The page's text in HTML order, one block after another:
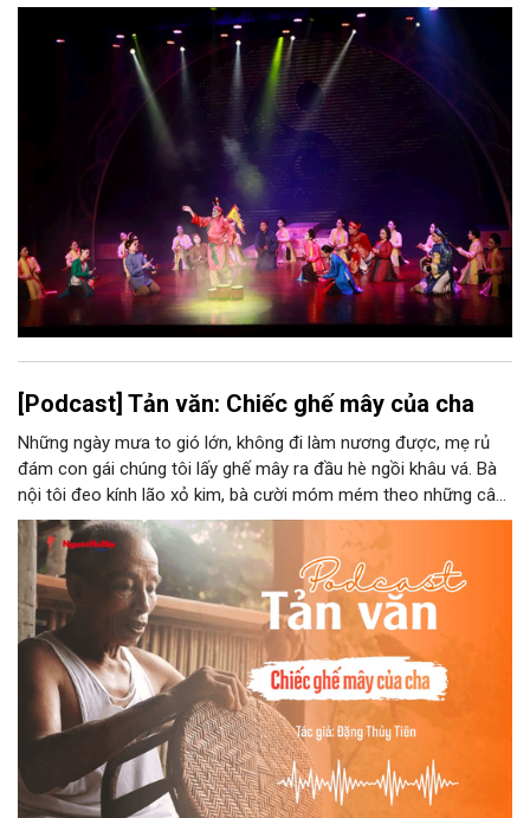
hồ, nếp nhà, câu hát, món ăn, làn điệu, nghề thủ công đều có
thể kể một câu chuyện về chiều sâu văn hiến của dân tộc.
Nhưng trong kỷ nguyên mới, câu hỏi đặt ra không chỉ Hà Nội có
bao nhiêu di sản, bao nhiêu văn nghệ sĩ, trí thức, không gian ký
ức, mà là làm thế nào để những giá trị ấy trở thành nguồn lực
phát triển, thành sức mạnh mềm, thành động lực sáng tạo,
thành năng lực cạnh tranh của Thủ đô.
[Podcast] Tản văn: Chiếc ghế mây của cha
Những ngày mưa to gió lớn, không đi làm nương được, mẹ rủ
đám con gái chúng tôi lấy ghế mây ra đầu hè ngồi khâu vá. Bà
nội tôi đeo kính lão xỏ kim, bà cười móm mém theo những câu
chuyện kể tếu táo của đám trẻ chúng tôi. Chiếc ghế mây phát
ra âm thanh kin kít chịu đựng sức nặng cơ thể con người theo
những điệu cười khúc khích.